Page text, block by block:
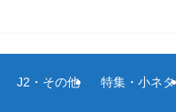
J2・その他 特集・小ネタ